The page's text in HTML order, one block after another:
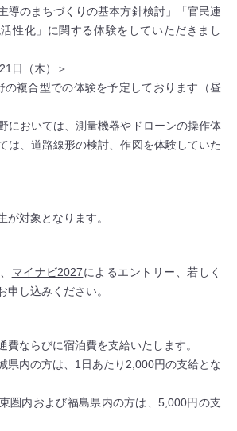
導のまちづくりの基本方針検討」「官民連
性化」に関する体験をしていただきまし
日（木）＞
の複合型での体験を予定しております（昼
においては、測量機器やドローンの操作体
は、道路線形の検討、作図を体験していた
が対象となります。
マイナビ2027によるエントリー、若しく
申し込みください。
費ならびに宿泊費を支給いたします。
県内の方は、1日あたり2,000円の支給とな
圏内および福島県内の方は、5,000円の支